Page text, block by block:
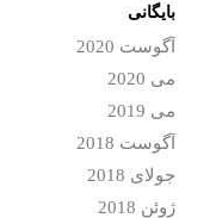
بایگانی
آگوست 2020
می 2020
می 2019
آگوست 2018
جولای 2018
ژوئن 2018